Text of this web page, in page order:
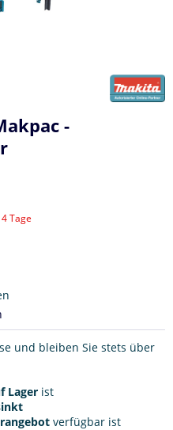
-
Tage
und bleiben Sie stets über
Lager ist
verfügbar ist